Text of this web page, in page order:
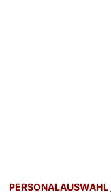
PERSONALAUSWAHL